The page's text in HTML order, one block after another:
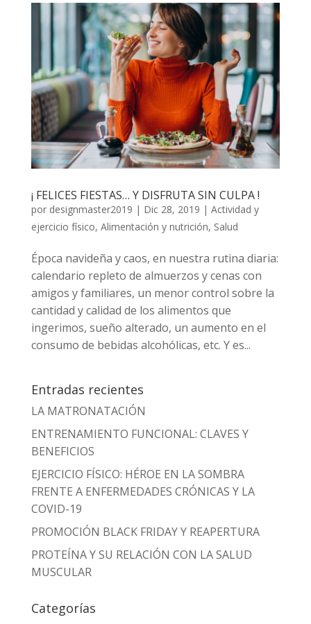
¡ FELICES FIESTAS… Y DISFRUTA SIN CULPA !
por designmaster2019 | Dic 28, 2019 | Actividad y
ejercicio físico, Alimentación y nutrición, Salud
Época navideña y caos, en nuestra rutina diaria:
calendario repleto de almuerzos y cenas con
amigos y familiares, un menor control sobre la
cantidad y calidad de los alimentos que
ingerimos, sueño alterado, un aumento en el
consumo de bebidas alcohólicas, etc. Y es...
Entradas recientes
LA MATRONATACIÓN
ENTRENAMIENTO FUNCIONAL: CLAVES Y
BENEFICIOS
EJERCICIO FÍSICO: HÉROE EN LA SOMBRA
FRENTE A ENFERMEDADES CRÓNICAS Y LA
COVID-19
PROMOCIÓN BLACK FRIDAY Y REAPERTURA
PROTEÍNA Y SU RELACIÓN CON LA SALUD
MUSCULAR
Categorías